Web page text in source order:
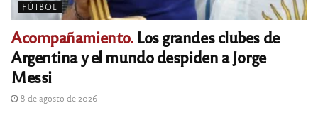
FÚTBOL
Acompañamiento.Los grandes clubes de
Argentina y el mundo despiden a Jorge
Messi
8 de agosto de 2026